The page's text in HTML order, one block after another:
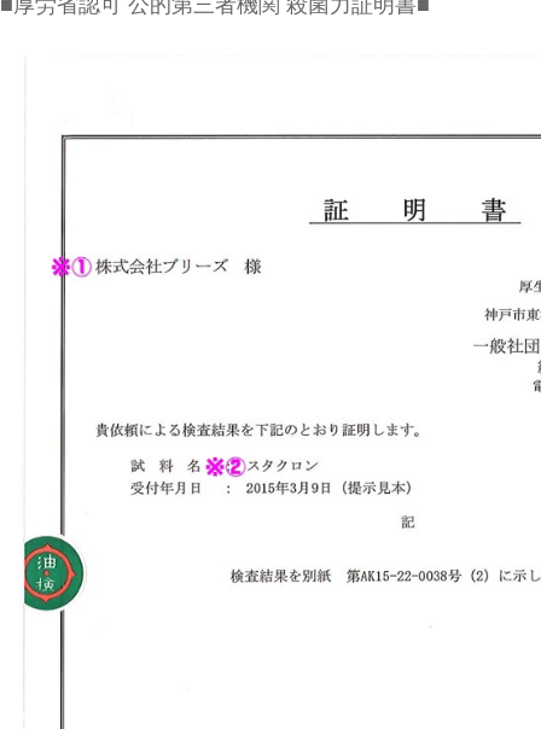
■厚労省認可 公的第三者機関 殺菌力証明書■